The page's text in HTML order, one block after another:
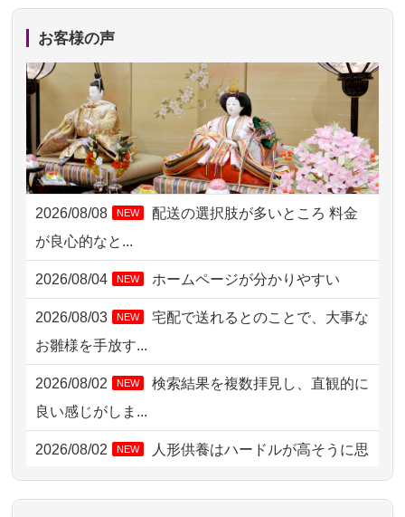
2026/08/06 10:06
2026/08/06 09:17 三重県の方からお申込み
2026/08/06 06:48 横浜市の方からお申込み
2026/08/05 15:07 東京都の方からお申込み
2026/08/05 11:33 神奈川の方からお申込み
2026/08/04 17:34 西亀有の方からお申込み
2026/08/03 21:17 愛知県の方からお申込み
2026/08/02 18:47
2026/08/02 11:15 千葉県の方からお申込み
2026/08/02 10:39 神奈川の方からお申込み
お客様の声
2026/08/08 NEW
配送の選択肢が多いところ 料金
が良心的なと...
2026/08/04 NEW ホームページが分かりやすい
2026/08/03 NEW
宅配で送れるとのことで、大事な
お雛様を手放す...
2026/08/02 NEW
検索結果を複数拝見し、直観的に
良い感じがしま...
2026/08/02 NEW
人形供養はハードルが高そうに思
えるのですが、...